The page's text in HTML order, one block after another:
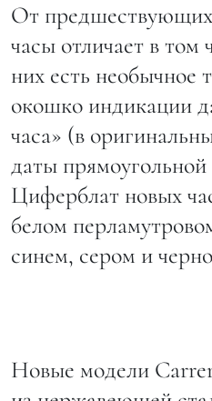
От
часы отличает в том
них есть необычное
окошко индикации
часа» (в
даты
Циферблат новых
белом
синем, сером и
Новые модели